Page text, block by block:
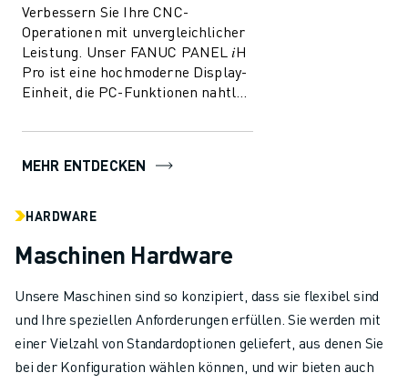
Verbessern Sie Ihre CNC-
Operationen mit unvergleichlicher
Leistung. Unser FANUC PANEL 𝑖H
Pro ist eine hochmoderne Display-
Einheit, die PC-Funktionen nahtlos
und so ...
MEHR ENTDECKEN
HARDWARE
Maschinen Hardware
Unsere Maschinen sind so konzipiert, dass sie flexibel sind
und Ihre speziellen Anforderungen erfüllen. Sie werden mit
einer Vielzahl von Standardoptionen geliefert, aus denen Sie
bei der Konfiguration wählen können, und wir bieten auch